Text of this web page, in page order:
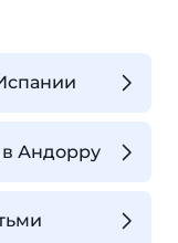
в Андорру